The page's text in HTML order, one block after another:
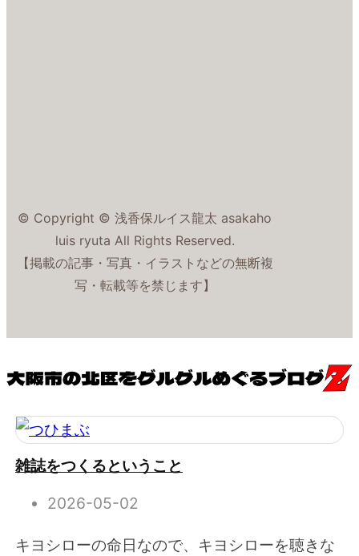
© Copyright © 浅香保ルイス龍太 asakaho
luis ryuta All Rights Reserved.
【掲載の記事・写真・イラストなどの無断複
写・転載等を禁じます】
雑誌をつくるということ
2026-05-02
キヨシローの命日なので、キヨシローを聴きな